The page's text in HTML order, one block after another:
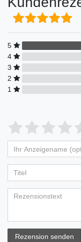
5
4
3
2
1
Rezension senden